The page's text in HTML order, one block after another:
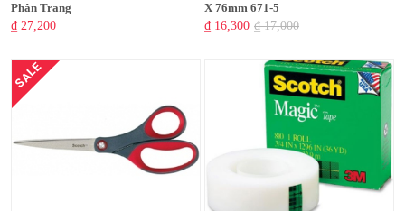
Phân Trang
₫ 27,200
X 76mm 671-5
₫ 16,300 ₫ 17,000
SALE